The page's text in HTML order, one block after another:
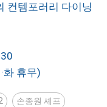
컨템포러리 다이닝
화 휴무)
손종원 셰프